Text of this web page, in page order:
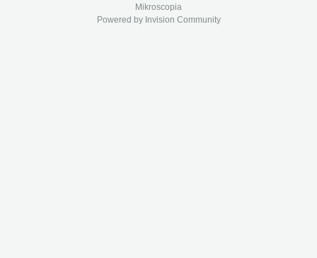
Mikroscopia
Powered by Invision Community